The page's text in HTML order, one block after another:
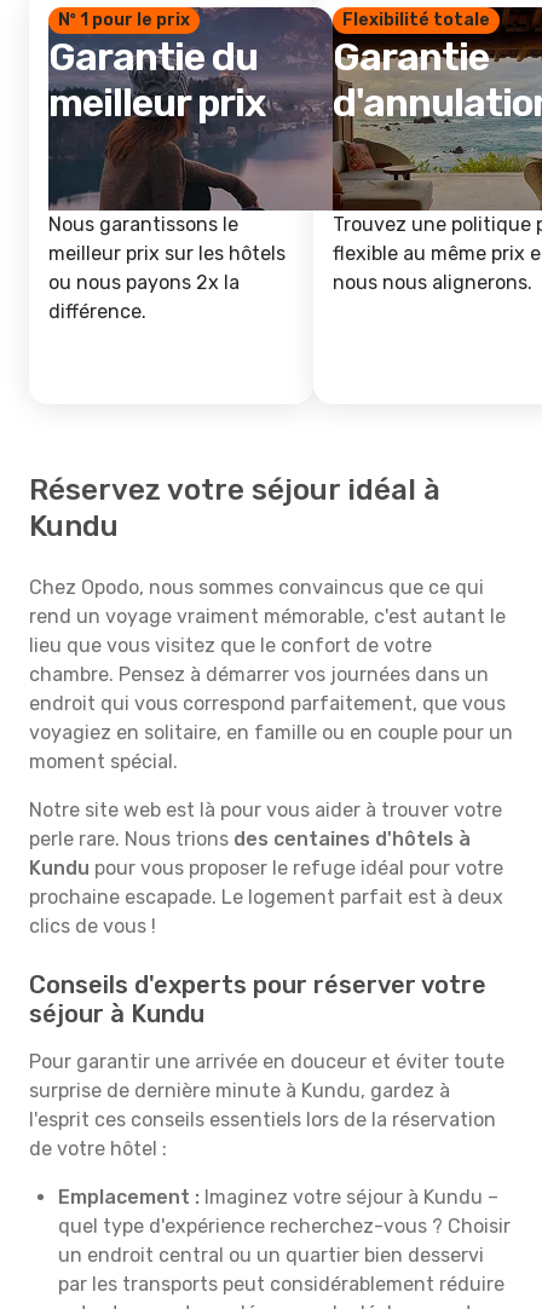
Nº 1 pour le prix
Garantie du
meilleur prix
Nous garantissons le
meilleur prix sur les hôtels
ou nous payons 2x la
différence.
Flexibilité totale
Garantie
Trouvez une politique
flexible au même prix
nous nous alignerons.
Réservez votre séjour idéal à
Kundu
Chez Opodo, nous sommes convaincus que ce qui
rend un voyage vraiment mémorable, c'est autant le
lieu que vous visitez que le confort de votre
chambre. Pensez à démarrer vos journées dans un
endroit qui vous correspond parfaitement, que vous
voyagiez en solitaire, en famille ou en couple pour un
moment spécial.
Notre site web est là pour vous aider à trouver votre
perle rare. Nous trions des centaines d'hôtels à
Kundu pour vous proposer le refuge idéal pour votre
prochaine escapade. Le logement parfait est à deux
clics de vous !
Conseils d'experts pour réserver votre
séjour à Kundu
Pour garantir une arrivée en douceur et éviter toute
surprise de dernière minute à Kundu, gardez à
l'esprit ces conseils essentiels lors de la réservation
de votre hôtel :
Emplacement : Imaginez votre séjour à Kundu –
quel type d'expérience recherchez-vous ? Choisir
un endroit central ou un quartier bien desservi
par les transports peut considérablement réduire